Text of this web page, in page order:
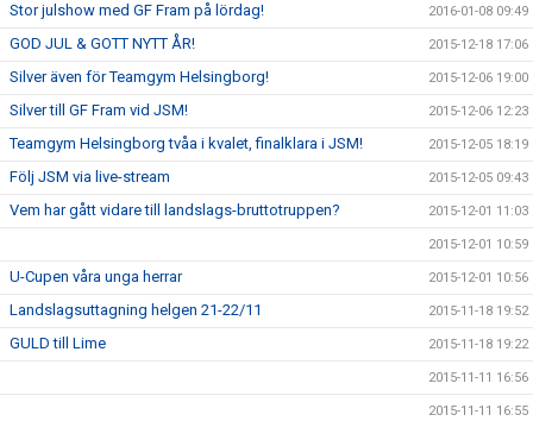
Stor julshow med GF Fram på lördag! 2016-01-08 09:49
GOD JUL & GOTT NYTT ÅR! 2015-12-18 17:06
Silver även för Teamgym Helsingborg! 2015-12-06 19:00
Silver till GF Fram vid JSM! 2015-12-06 12:23
Teamgym Helsingborg tvåa i kvalet, finalklara i JSM! 2015-12-05 18:19
Följ JSM via live-stream 2015-12-05 09:43
Vem har gått vidare till landslags-bruttotruppen? 2015-12-01 11:03
2015-12-01 10:59
U-Cupen våra unga herrar 2015-12-01 10:56
Landslagsuttagning helgen 21-22/11 2015-11-18 19:52
GULD till Lime 2015-11-18 19:22
2015-11-11 16:56
2015-11-11 16:55